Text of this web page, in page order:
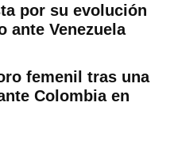
por su evolución
ante Venezuela
femenil tras una
Colombia en